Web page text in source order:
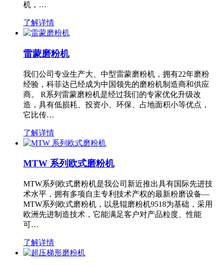
机，…
了解详情
雷蒙磨粉机
我们公司专业生产大、中型雷蒙磨粉机，拥有22年磨粉
经验，科菲达已经成为中国领先的磨粉机制造商和供应
商。 R系列雷蒙磨粉机是经过我们的专家优化升级改
造，具有低损耗、投资小、环保、占地面积小等优点，
它比传…
了解详情
MTW 系列欧式磨粉机
MTW系列欧式磨粉机是我公司新近推出具有国际先进技
术水平，拥有多项自主专利技术产权的最新粉磨设备—
MTW系列欧式磨粉机，以悬辊磨粉机9518为基础，采用
欧洲先进制造技术，它能满足客户对产品粒度、性能
可…
了解详情